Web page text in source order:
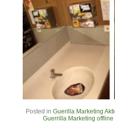
Posted in Guerilla Marketing
Guerrilla Marketing offline